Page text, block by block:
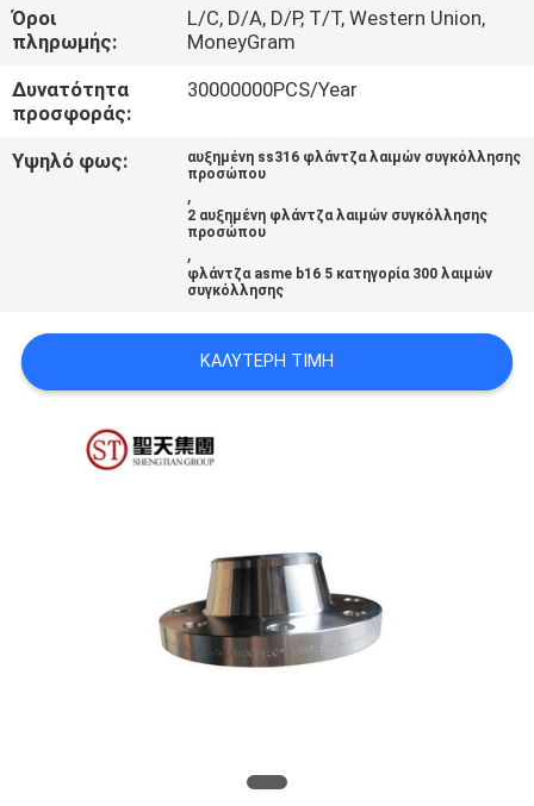
ΕΠΑΦΉ
ΝΈΑ
ΠΕΡΙΠΤΏΣΕΙΣ
SITEMAP
ΠΟΛΙΤΙΚΉ
ΑΠΟΡΡΉΤΟΥ
Όροι
πληρωμής:
L/C, D/A, D/P, T/T, Western Union,
MoneyGram
Δυνατότητα
προσφοράς:
30000000PCS/Year
Υψηλό φως:
αυξημένη ss316 φλάντζα λαιμών συγκόλλησης
προσώπου
,
2 αυξημένη φλάντζα λαιμών συγκόλλησης
προσώπου
,
φλάντζα asme b16 5 κατηγορία 300 λαιμών
συγκόλλησης
ΚΑΛΎΤΕΡΗ ΤΙΜΉ